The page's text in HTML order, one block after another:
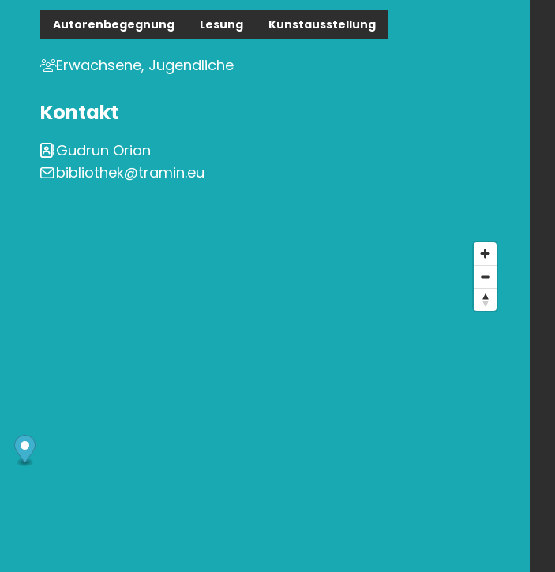
Autorenbegegnung Lesung Kunstausstellung
Erwachsene, Jugendliche
Kontakt
Gudrun Orian
bibliothek@tramin.eu